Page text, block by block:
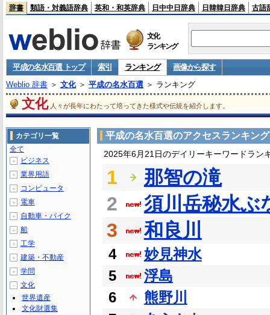
辞書 類語・対義語辞典 英和・和英辞典 日中中日辞典 日韓韓日辞典 古語
文化
ランキング
平成の名水百選 トップ 索引 ランキング
画像から探す
Weblio 辞書＞ 文化＞ 平成の名水百選＞ ランキング
文化 人々が長年にわたって培ってきた様式や伝統を紹介します。
平成の名水百選のアクセスランキング
2025年6月21日のデイリーキーワードラン
1
那智の滝
2
須川岳秘水ぶ
3
和良川
4
妙見神水
5
浮島
6
熊野川
カテゴリ一覧
全て
＋ ビジネス
＋ 業界用語
＋ コンピュータ
＋ 電車
＋ 自動車・バイク
＋ 船
＋ 工学
＋ 建築・不動産
＋ 学問
－
文化
世界遺産
文化財選集